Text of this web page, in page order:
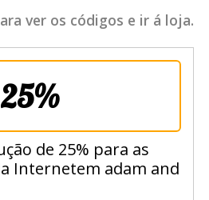
ver os códigos e ir á loja.
25%
de 25% para as
Internetem adam and